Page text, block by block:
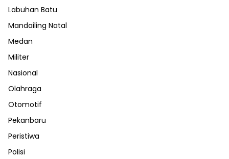
Labuhan Batu
Mandailing Natal
Medan
Militer
Nasional
Olahraga
Otomotif
Pekanbaru
Peristiwa
Polisi